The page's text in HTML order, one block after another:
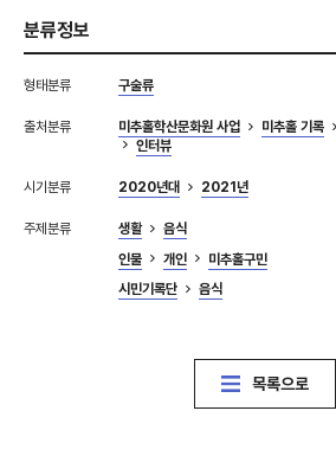
분류정보
형태분류 구술류
출처분류 미추홀학산문화원 사업 미추홀 기록
인터뷰
시기분류 2020년대 2021년
주제분류 생활
음식
인물
개인
미추홀구민
시민기록단
음식
목록으로